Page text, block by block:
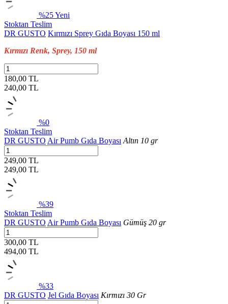
%25Yeni
Stoktan Teslim
DR GUSTO Kırmızı Sprey Gıda Boyası 150 ml
Kırmızı Renk, Sprey, 150 ml
180,00 TL
240,00 TL
%0
Stoktan Teslim
DR GUSTO Air Pumb Gıda Boyası Altın 10 gr
249,00 TL
249,00 TL
%39
Stoktan Teslim
DR GUSTO Air Pumb Gıda Boyası Gümüş 20 gr
300,00 TL
494,00 TL
%33
DR GUSTO Jel Gıda Boyası Kırmızı 30 Gr